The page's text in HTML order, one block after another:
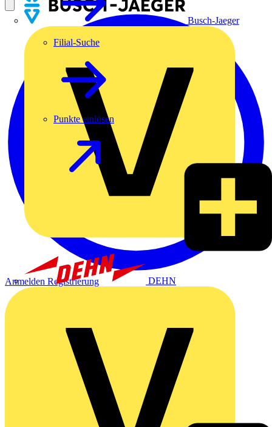
Busch-Jaeger
DEHN
Filial-Suche
Punkte einlösen
Anmelden Registrierung